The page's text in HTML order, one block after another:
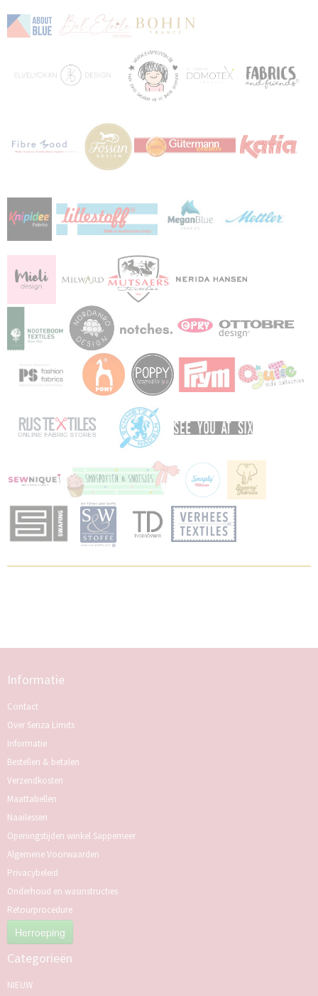
Informatie
Contact
Over Senza Limits
Informatie
Bestellen & betalen
Verzendkosten
Maattabellen
Naailessen
Openingstijden winkel Sappemeer
Algemene Voorwaarden
Privacybeleid
Onderhoud en wasinstructies
Retourprocedure
Herroeping
Categorieën
NIEUW